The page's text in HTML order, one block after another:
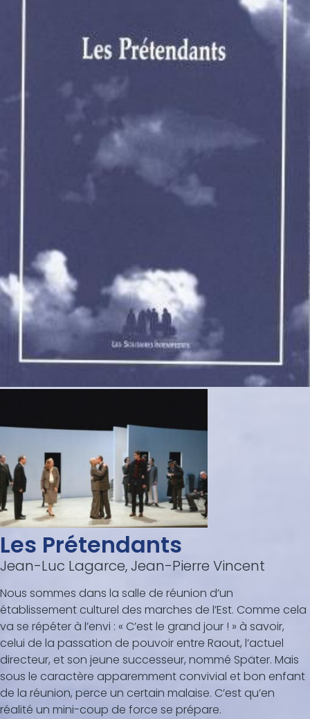
Les Prétendants
Jean-Luc Lagarce, Jean-Pierre Vincent
Nous sommes dans la salle de réunion d’un
établissement culturel des marches de l’Est. Comme cela
va se répéter à l’envi : « C’est le grand jour ! » à savoir,
celui de la passation de pouvoir entre Raout, l’actuel
directeur, et son jeune successeur, nommé Später. Mais
sous le caractère apparemment convivial et bon enfant
de la réunion, perce un certain malaise. C’est qu’en
réalité un mini-coup de force se prépare.